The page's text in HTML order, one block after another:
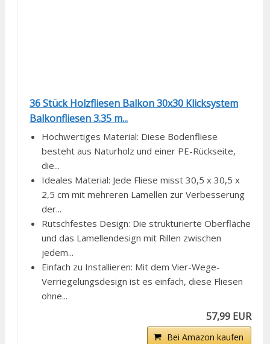
36 Stück Holzfliesen Balkon 30x30 Klicksystem
Balkonfliesen 3.35 m...
Hochwertiges Material: Diese Bodenfliese
besteht aus Naturholz und einer PE-Rückseite,
die...
Ideales Material: Jede Fliese misst 30,5 x 30,5 x
2,5 cm mit mehreren Lamellen zur Verbesserung
der...
Rutschfestes Design: Die strukturierte Oberfläche
und das Lamellendesign mit Rillen zwischen
jedem...
Einfach zu Installieren: Mit dem Vier-Wege-
Verriegelungsdesign ist es einfach, diese Fliesen
ohne...
57,99 EUR
Bei Amazon kaufen